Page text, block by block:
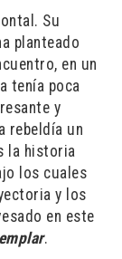
Su
planteado
en un
tenía poca
y
rebeldía un
la historia
los cuales
y los
en este
.